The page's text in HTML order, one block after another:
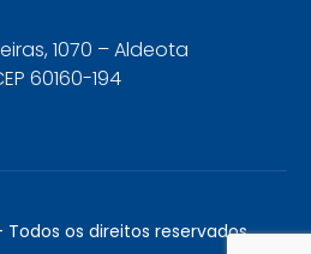
1070 – Aldeota
60160-194
os direitos reservados.